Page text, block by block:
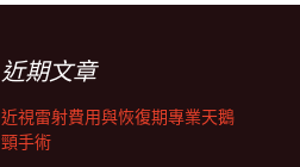
近期文章
近視雷射費用與恢復期專業天鵝
頸手術